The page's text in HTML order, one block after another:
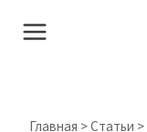
Главная >Статьи >